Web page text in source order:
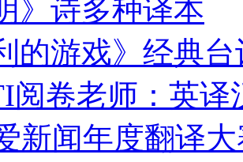
》诗多种译本
的游戏》经典
阅卷老师：英译
新闻年度翻译